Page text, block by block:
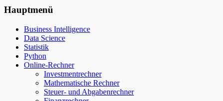
Hauptmenü
Business Intelligence
Data Science
Statistik
Python
Online-Rechner
Investmentrechner
Mathematische Rechner
Steuer- und Abgabenrechner